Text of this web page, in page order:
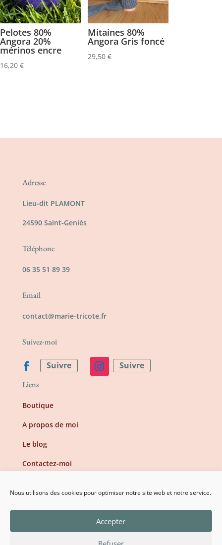
Nous utilisons des cookies pour optimiser notre site web et notre service.
Accepter
Pelotes 80%
Angora 20%
mérinos encre
16,20 €
Mitaines 80%
Angora Gris foncé
29,50€
Adresse
Lieu-dit PLAMONT
24590 Saint-Geniès
Téléphone
06 35 51 89 39
Email
contact@marie-tricote.fr
Suivez-moi
Suivre Suivre
Liens
Boutique
A propos de moi
Le blog
Contactez-moi
Information
Mentions légales